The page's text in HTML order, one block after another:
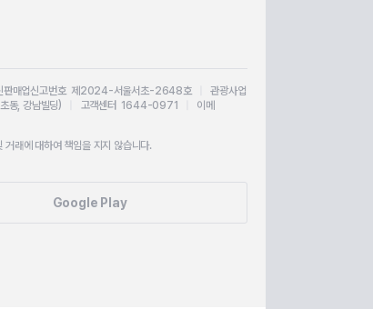
판매업신고번호 제2024-서울서초-2648호|관광사업
동, 강남빌딩) 고객센터 1644-0971
이메
거래에 대하여 책임을 지지 않습니다.
Google Play